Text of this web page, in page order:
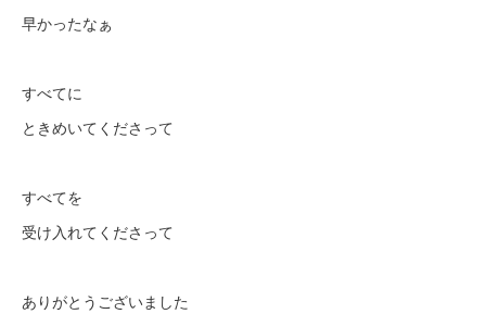
早かったなぁ
すべてに
ときめいてくださって
すべてを
受け入れてくださって
ありがとうございました